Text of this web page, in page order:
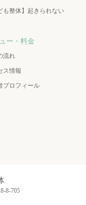
も整体】起きられない
ー・料金
流れ
ス情報
プロフィール
8-705